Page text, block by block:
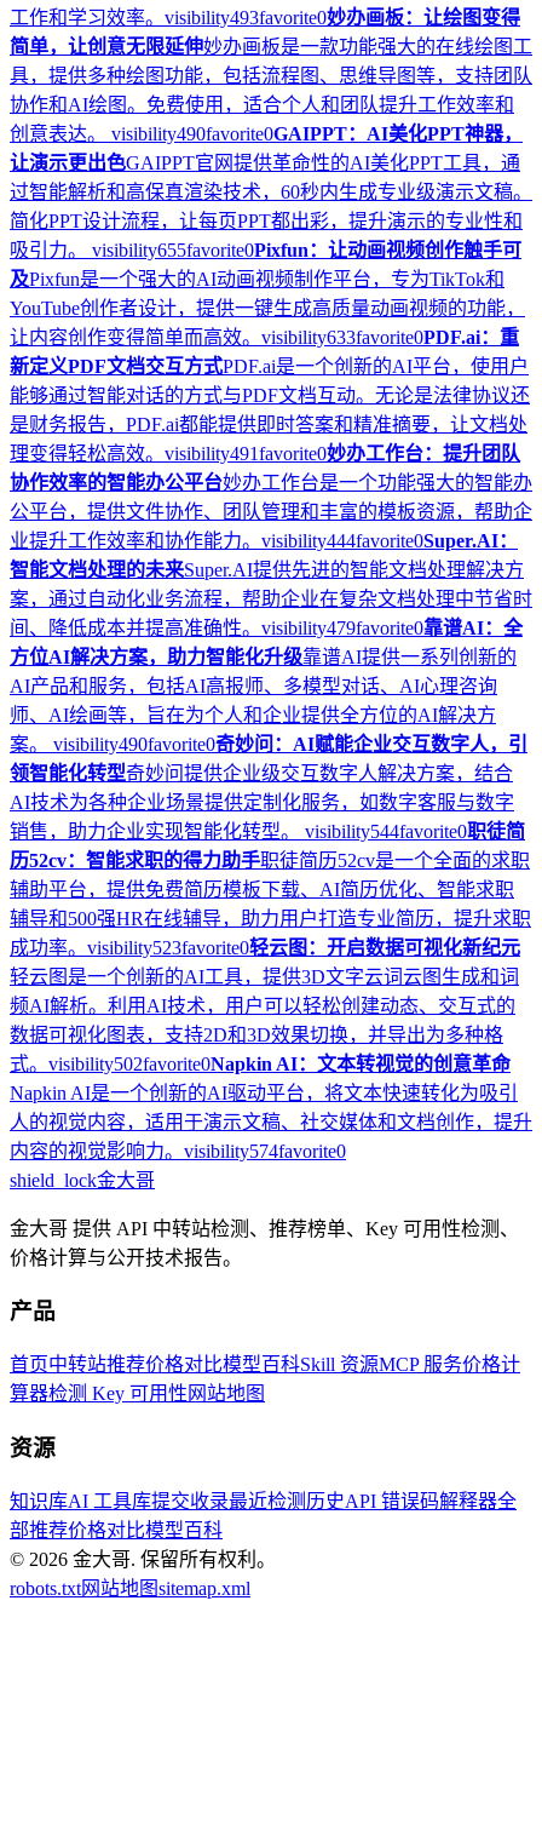
工作和学习效率。 visibility493favorite0妙办画板：让绘图变得
简单，让创意无限延伸妙办画板是一款功能强大的在线绘图工
具，提供多种绘图功能，包括流程图、思维导图等，支持团队
协作和AI绘图。免费使用，适合个人和团队提升工作效率和
创意表达。 visibility490favorite0GAIPPT：AI美化PPT神器，
让演示更出色GAIPPT官网提供革命性的AI美化PPT工具，通
过智能解析和高保真渲染技术，60秒内生成专业级演示文稿。
简化PPT设计流程，让每页PPT都出彩，提升演示的专业性和
吸引力。 visibility655favorite0Pixfun：让动画视频创作触手可
及Pixfun是一个强大的AI动画视频制作平台，专为TikTok和
YouTube创作者设计，提供一键生成高质量动画视频的功能，
让内容创作变得简单而高效。 visibility633favorite0PDF.ai：重
新定义PDF文档交互方式PDF.ai是一个创新的AI平台，使用户
能够通过智能对话的方式与PDF文档互动。无论是法律协议还
是财务报告，PDF.ai都能提供即时答案和精准摘要，让文档处
理变得轻松高效。 visibility491favorite0妙办工作台：提升团队
协作效率的智能办公平台妙办工作台是一个功能强大的智能办
公平台，提供文件协作、团队管理和丰富的模板资源，帮助企
业提升工作效率和协作能力。 visibility444favorite0Super.AI：
智能文档处理的未来Super.AI提供先进的智能文档处理解决方
案，通过自动化业务流程，帮助企业在复杂文档处理中节省时
间、降低成本并提高准确性。 visibility479favorite0靠谱AI：全
方位AI解决方案，助力智能化升级靠谱AI提供一系列创新的
AI产品和服务，包括AI高报师、多模型对话、AI心理咨询
师、AI绘画等，旨在为个人和企业提供全方位的AI解决方
案。 visibility490favorite0奇妙问：AI赋能企业交互数字人，引
领智能化转型奇妙问提供企业级交互数字人解决方案，结合
AI技术为各种企业场景提供定制化服务，如数字客服与数字
销售，助力企业实现智能化转型。 visibility544favorite0职徒简
历52cv：智能求职的得力助手职徒简历52cv是一个全面的求职
辅助平台，提供免费简历模板下载、AI简历优化、智能求职
辅导和500强HR在线辅导，助力用户打造专业简历，提升求职
成功率。 visibility523favorite0轻云图：开启数据可视化新纪元
轻云图是一个创新的AI工具，提供3D文字云词云图生成和词
频AI解析。利用AI技术，用户可以轻松创建动态、交互式的
数据可视化图表，支持2D和3D效果切换，并导出为多种格
式。 visibility502favorite0Napkin AI：文本转视觉的创意革命
Napkin AI是一个创新的AI驱动平台，将文本快速转化为吸引
人的视觉内容，适用于演示文稿、社交媒体和文档创作，提升
内容的视觉影响力。 visibility574favorite0
shield_lock金大哥
金大哥 提供 API 中转站检测、推荐榜单、Key 可用性检测、
价格计算与公开技术报告。
产品
首页中转站推荐价格对比模型百科Skill 资源MCP 服务价格计
算器检测 Key 可用性 网站地图
资源
知识库AI 工具库提交收录最近检测历史API 错误码解释器全
部推荐价格对比模型百科
© 2026 金大哥. 保留所有权利。
robots.txt网站地图sitemap.xml